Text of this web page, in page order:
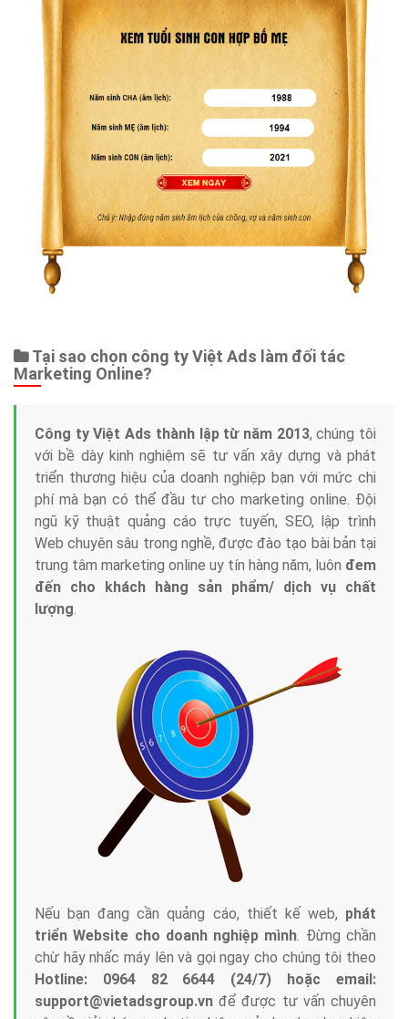
Tại sao chọn công ty Việt Ads làm đối tác
Marketing Online?
Công ty Việt Ads thành lập từ năm 2013, chúng tôi
với bề dày kinh nghiệm sẽ tư vấn xây dựng và phát
triển thương hiệu của doanh nghiệp bạn với mức chi
phí mà bạn có thể đầu tư cho marketing online. Đội
ngũ kỹ thuật quảng cáo trực tuyến, SEO, lập trình
Web chuyên sâu trong nghề, được đào tạo bài bản tại
trung tâm marketing online uy tín hàng năm, luôn đem
đến cho khách hàng sản phẩm/ dịch vụ chất
lượng.
Nếu bạn đang cần quảng cáo, thiết kế web, phát
triển Website cho doanh nghiệp mình. Đừng chần
chừ hãy nhấc máy lên và gọi ngay cho chúng tôi theo
Hotline: 0964 82 6644 (24/7) hoặc email:
support@vietadsgroup.vn để được tư vấn chuyên